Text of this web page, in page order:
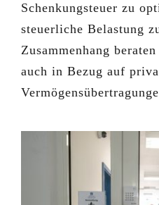
Schenkungsteuer zu
steuerliche Belastung
Zusammenhang
auch in Bezug auf